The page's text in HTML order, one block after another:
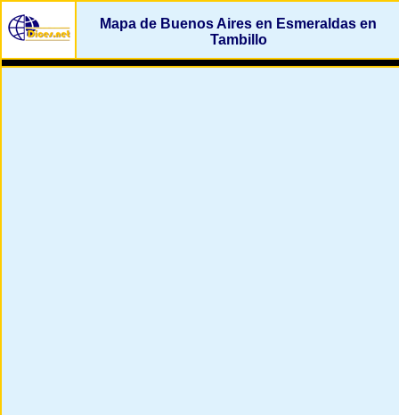
Mapa de Buenos Aires en Esmeraldas en
Tambillo